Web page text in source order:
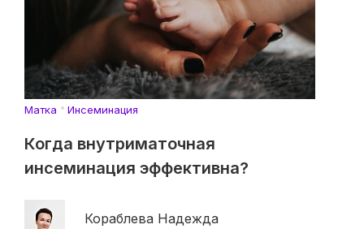
Матка Инсеминация
Когда внутриматочная
инсеминация эффективна?
Кораблева Надежда